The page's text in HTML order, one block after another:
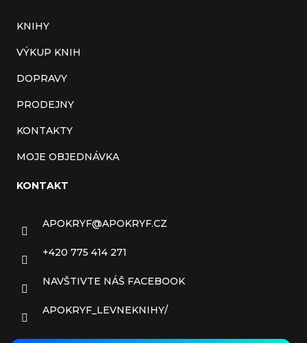
KNIHY
VÝKUP KNIH
DOPRAVY
PRODEJNY
KONTAKTY
MOJE OBJEDNÁVKA
KONTAKT
APOKRYF@APOKRYF.CZ
+420 775 414 271
NAVŠTIVTE NÁŠ FACEBOOK
APOKRYF_LEVNEKNIHY/